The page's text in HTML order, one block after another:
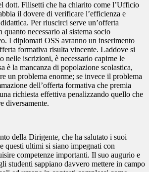
dott. Filisetti che ha chiarito come l’Ufficio
il dovere di verificare l’efficienza e
Per riuscirci serve un’offerta
quanto necessario al sistema socio
I diplomati OSS avranno un inserimento
formativa risulta vincente. Laddove si
nelle iscrizioni, è necessario capirne le
è la mancanza di popolazione scolastica,
un problema enorme; se invece il problema
dell’offerta formativa che premia
richiesta effettiva penalizzando quello che
diversamente.
della Dirigente, che ha salutato i suoi
questi ultimi si siano impegnati con
competenze importanti. Il suo augurio e
studenti sappiano davvero mettere in campo